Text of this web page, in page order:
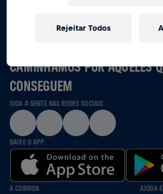
CAMINHAMOS POR AQUELES
CONSEGUEM
SIGA A GENTE NAS REDES SOCIAIS
BAIXE O APP
A CORRIDA AJUDA
Rejeitar Todos